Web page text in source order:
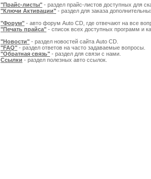
"Прайс-листы" - раздел прайс-листов доступных для
"Ключи Активации" - раздел для заказа
"Форум" - авто форум Auto CD, где отвечают на все
"Печать прайса" - список всех доступных программ и
"Новости" - раздел новостей сайта Auto CD.
"FAQ" - раздел ответов на часто задаваемые вопросы.
"Обратная связь" - раздел для связи с нами.
Ссылки - раздел полезных авто ссылок.